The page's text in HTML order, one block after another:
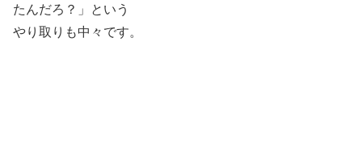
たんだろ？」という
やり取りも中々です。